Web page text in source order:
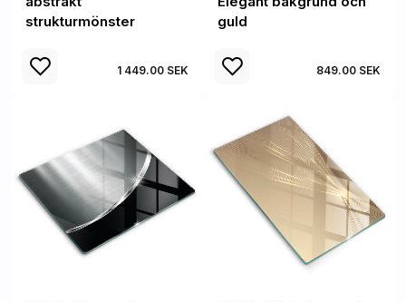
strukturmönster
1 449.00 SEK
guld
849.00 SEK